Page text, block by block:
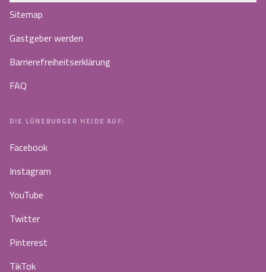
Sitemap
Gastgeber werden
Barrierefreiheitserklärung
FAQ
DIE LÜNEBURGER HEIDE AUF:
Facebook
Instagram
YouTube
Twitter
Pinterest
TikTok